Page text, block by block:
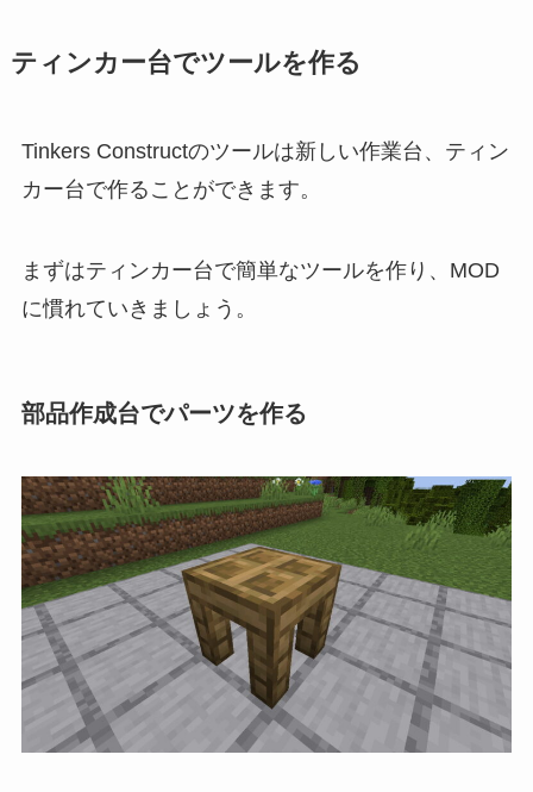
ティンカー台でツールを作る
Tinkers Constructのツールは新しい作業台、ティン
カー台で作ることができます。
まずはティンカー台で簡単なツールを作り、MOD
に慣れていきましょう。
部品作成台でパーツを作る